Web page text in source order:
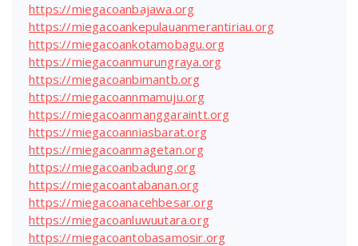
https://miegacoanbajawa.org
https://miegacoankepulauanmerantiriau.org
https://miegacoankotamobagu.org
https://miegacoanmurungraya.org
https://miegacoanbimantb.org
https://miegacoannmamuju.org
https://miegacoanmanggaraintt.org
https://miegacoanniasbarat.org
https://miegacoanmagetan.org
https://miegacoanbadung.org
https://miegacoantabanan.org
https://miegacoanacehbesar.org
https://miegacoanluwuutara.org
https://miegacoantobasamosir.org